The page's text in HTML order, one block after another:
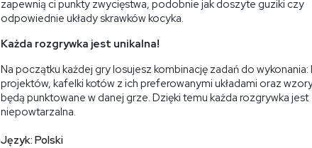
zapewnią ci punkty zwycięstwa, podobnie jak doszyte guziki czy
odpowiednie układy skrawków kocyka.
Każda rozgrywka jest unikalna!
Na początku każdej gry losujesz kombinację zadań do wykonania:
projektów, kafelki kotów z ich preferowanymi układami oraz
będą punktowane w danej grze. Dzięki temu każda rozgrywka jest
niepowtarzalna.
Język: Polski